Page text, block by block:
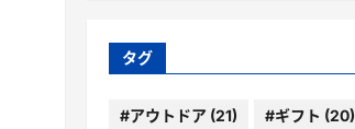
ー
タグ
#アウトドア(21) #ギフト (20)